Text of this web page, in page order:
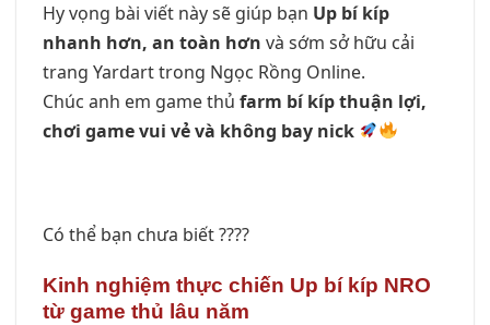
Hy vọng bài viết này sẽ giúp bạn Up bí kíp
nhanh hơn, an toàn hơn và sớm sở hữu cải
trang Yardart trong Ngọc Rồng Online.
Chúc anh em game thủ farm bí kíp thuận lợi,
chơi game vui vẻ và không bay nick
Có thể bạn chưa biết ????
Kinh nghiệm thực chiến Up bí kíp NRO
từ game thủ lâu năm